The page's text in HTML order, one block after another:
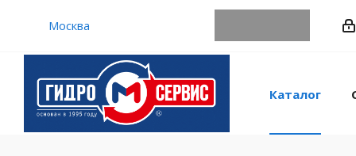
Москва
Каталог